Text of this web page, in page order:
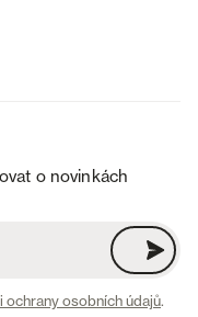
o novinkách
ochrany osobních údajů.